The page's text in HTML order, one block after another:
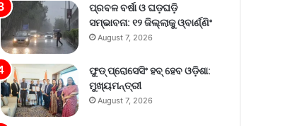
ପ୍ରବଳ ବର୍ଷା ଓ ଘଡ଼ଘଡ଼ି
ସମ୍ଭାବନା: ୧୨ ଜିଲ୍ଲାକୁ ଓ୍ବାର୍ଣ୍ଣିଂ
August 7, 2026
ଫୁଡ୍ ପ୍ରୋସେସିଂ ହବ୍ ହେବ ଓଡ଼ିଶା:
ମୁଖ୍ୟମନ୍ତ୍ରୀ
August 7, 2026